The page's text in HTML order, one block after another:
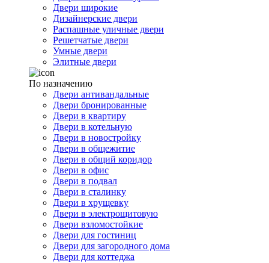
Двери широкие
Дизайнерские двери
Распашные уличные двери
Решетчатые двери
Умные двери
Элитные двери
По назначению
Двери антивандальные
Двери бронированные
Двери в квартиру
Двери в котельную
Двери в новостройку
Двери в общежитие
Двери в общий коридор
Двери в офис
Двери в подвал
Двери в сталинку
Двери в хрущевку
Двери в электрощитовую
Двери взломостойкие
Двери для гостиниц
Двери для загородного дома
Двери для коттеджа